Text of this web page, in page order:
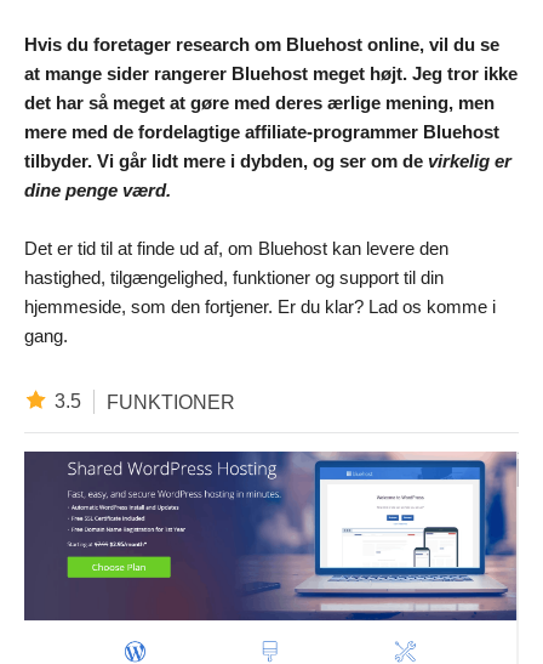
Hvis du foretager research om Bluehost online, vil du se
at mange sider rangerer Bluehost meget højt. Jeg tror ikke
det har så meget at gøre med deres ærlige mening, men
mere med de fordelagtige affiliate-programmer Bluehost
tilbyder. Vi går lidt mere i dybden, og ser om de virkelig er
dine penge værd.
Det er tid til at finde ud af, om Bluehost kan levere den
hastighed, tilgængelighed, funktioner og support til din
hjemmeside, som den fortjener. Er du klar? Lad os komme i
gang.
3.5 FUNKTIONER